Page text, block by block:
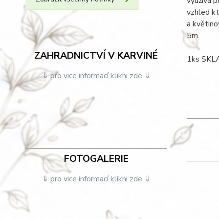
ZAHRADNICTVÍ V KARVINÉ
⇓ pro vice informací klikni zde ⇓
FOTOGALERIE
⇓ pro vice informací klikni zde ⇓
vzhled
a
5m.
1ks